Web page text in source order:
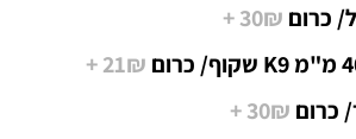
30₪ +
21₪ +
30₪ +